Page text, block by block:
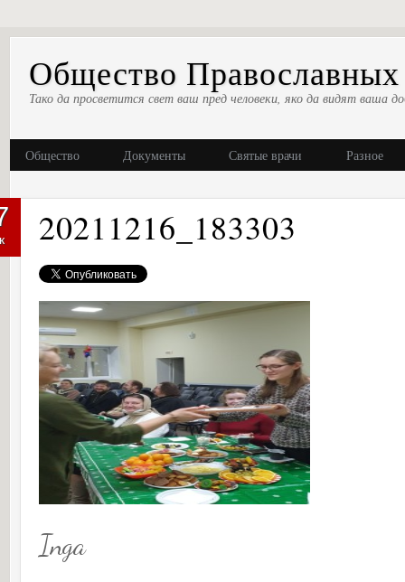
Общество
Тако да просветится свет ваш пред человеки, яко да видят
Общество Документы Святые врачи Разное
20211216_183303
Inga